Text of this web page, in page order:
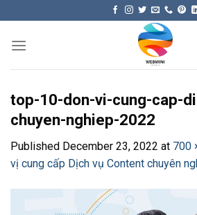
content
top-10-don-vi-cung-cap-
chuyen-nghiep-2022
Published December 23, 2022 at 700
vị cung cấp Dịch vụ Content chuyên